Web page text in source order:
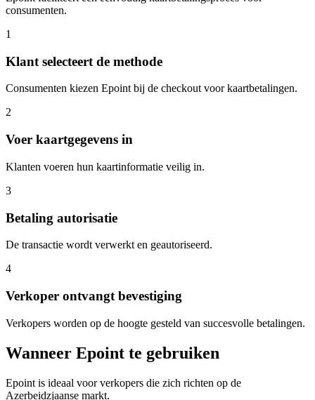
consumenten.
1
Klant selecteert de methode
Consumenten kiezen Epoint bij de checkout voor kaartbetalingen.
2
Voer kaartgegevens in
Klanten voeren hun kaartinformatie veilig in.
3
Betaling autorisatie
De transactie wordt verwerkt en geautoriseerd.
4
Verkoper ontvangt bevestiging
Verkopers worden op de hoogte gesteld van succesvolle betalingen.
Wanneer Epoint te gebruiken
Epoint is ideaal voor verkopers die zich richten op de
Azerbeidzjaanse markt.